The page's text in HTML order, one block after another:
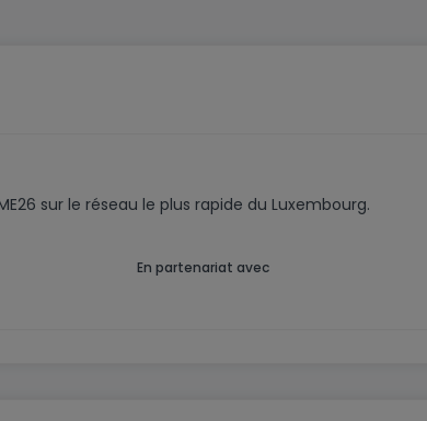
sur le réseau le plus rapide du Luxembourg.
En partenariat avec